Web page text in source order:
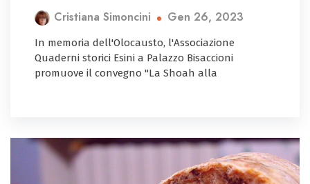
Cristiana Simoncini Gen 26, 2023
In memoria dell'Olocausto, l'Associazione
Quaderni storici Esini a Palazzo Bisaccioni
promuove il convegno "La Shoah alla